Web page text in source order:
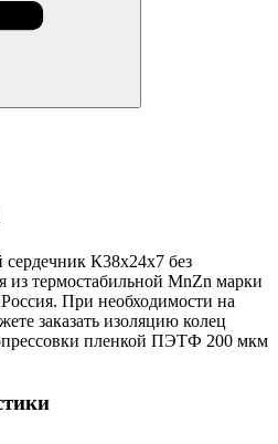
К38х24х7 без
из термостабильной MnZn марки
При необходимости на
заказать изоляцию колец
пленкой ПЭТФ 200 мкм